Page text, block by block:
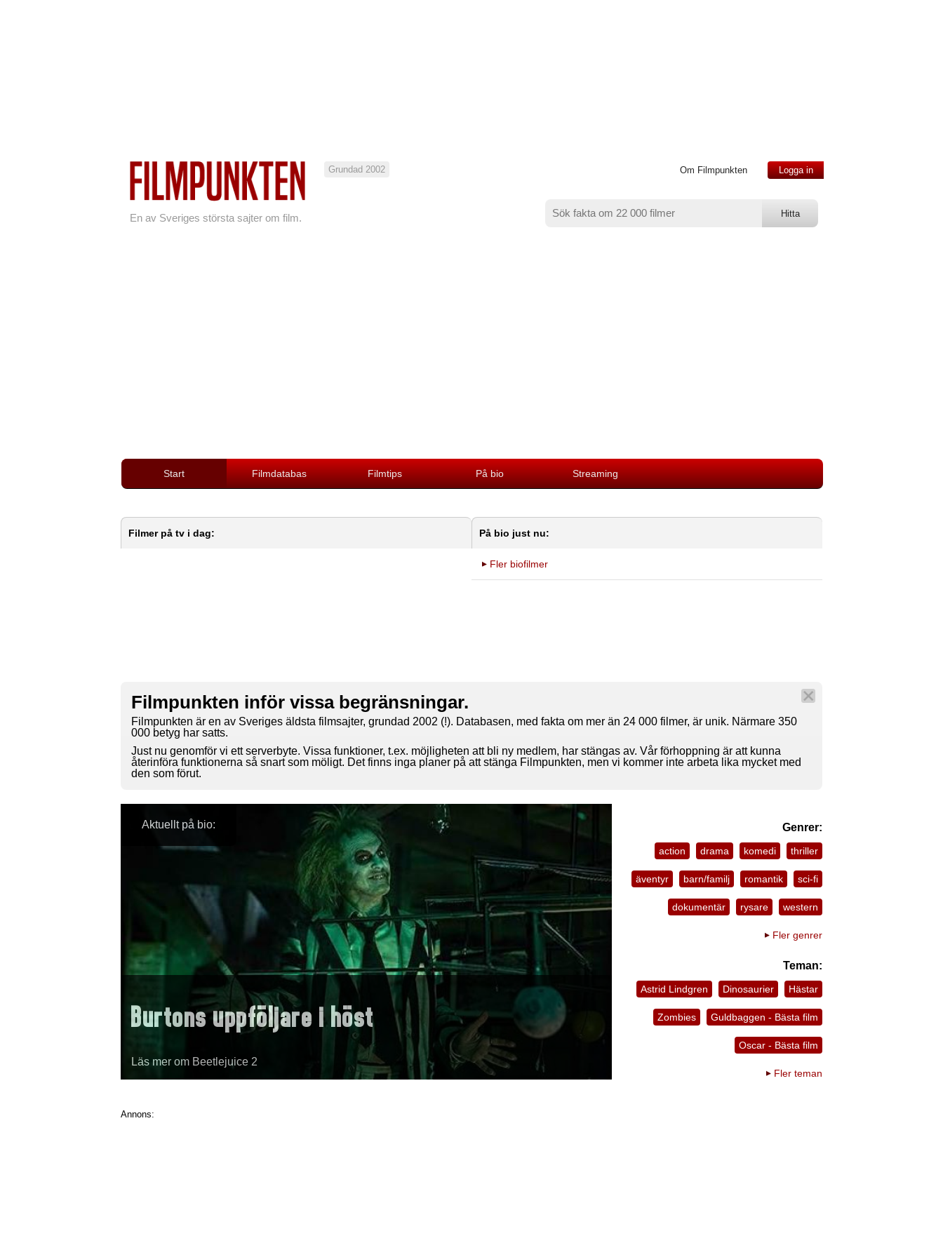
En av Sveriges största sajter om film.
Grundad 2002 Om Filmpunkten Logga in
Start Filmdatabas Filmtips På bio Streaming
Filmer på tv i dag: På bio just nu:
Fler biofilmer
Filmpunkten inför vissa begränsningar.
Filmpunkten är en av Sveriges äldsta filmsajter, grundad 2002 (!). Databasen, med fakta om mer än 24 000 filmer, är unik. Närmare 350
000 betyg har satts.
Just nu genomför vi ett serverbyte. Vissa funktioner, t.ex. möjligheten att bli ny medlem, har stängas av. Vår förhoppning är att kunna
återinföra funktionerna så snart som möligt. Det finns inga planer på att stänga Filmpunkten, men vi kommer inte arbeta lika mycket med
den som förut.
Aktuellt på bio:
Burtons uppföljare i höst
Läs mer om Beetlejuice 2
Genrer:
action drama komedi thriller
äventyr barn/familj romantik sci-fi
dokumentär rysare western
Fler genrer
Teman:
Astrid Lindgren Dinosaurier Hästar
Zombies Guldbaggen - Bästa film
Oscar - Bästa film
Fler teman
Annons: